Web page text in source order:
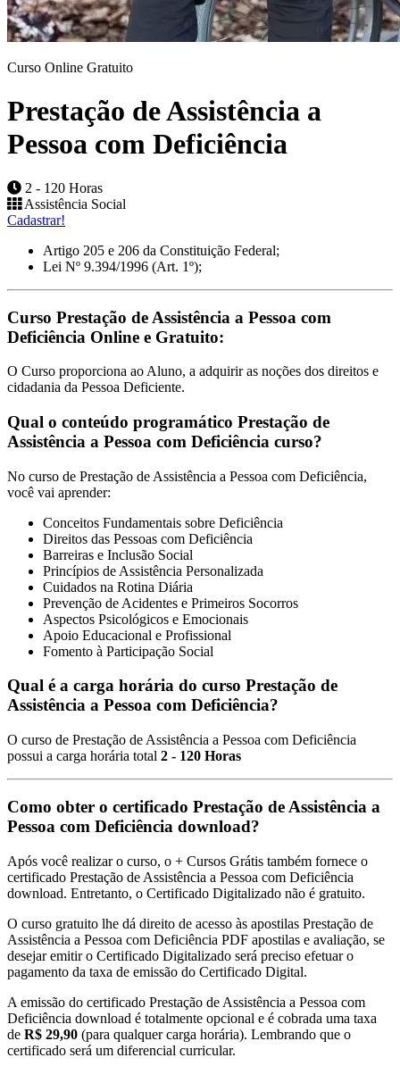
Curso Online Gratuito
Prestação de Assistência a
Pessoa com Deficiência
2 - 120 Horas
Assistência Social
Cadastrar!
Artigo 205 e 206 da Constituição Federal;
Lei Nº 9.394/1996 (Art. 1º);
Curso Prestação de Assistência a Pessoa com
Deficiência Online e Gratuito:
O Curso proporciona ao Aluno, a adquirir as noções dos direitos e
cidadania da Pessoa Deficiente.
Qual o conteúdo programático Prestação de
Assistência a Pessoa com Deficiência curso?
No curso de Prestação de Assistência a Pessoa com Deficiência,
você vai aprender:
Conceitos Fundamentais sobre Deficiência
Direitos das Pessoas com Deficiência
Barreiras e Inclusão Social
Princípios de Assistência Personalizada
Cuidados na Rotina Diária
Prevenção de Acidentes e Primeiros Socorros
Aspectos Psicológicos e Emocionais
Apoio Educacional e Profissional
Fomento à Participação Social
Qual é a carga horária do curso Prestação de
Assistência a Pessoa com Deficiência?
O curso de Prestação de Assistência a Pessoa com Deficiência
possui a carga horária total 2 - 120 Horas
Como obter o certificado Prestação de Assistência a
Pessoa com Deficiência download?
Após você realizar o curso, o + Cursos Grátis também fornece o
certificado Prestação de Assistência a Pessoa com Deficiência
download. Entretanto, o Certificado Digitalizado não é gratuito.
O curso gratuito lhe dá direito de acesso às apostilas Prestação de
Assistência a Pessoa com Deficiência PDF apostilas e avaliação, se
desejar emitir o Certificado Digitalizado será preciso efetuar o
pagamento da taxa de emissão do Certificado Digital.
A emissão do certificado Prestação de Assistência a Pessoa com
Deficiência download é totalmente opcional e é cobrada uma taxa
de R$ 29,90 (para qualquer carga horária). Lembrando que o
certificado será um diferencial curricular.